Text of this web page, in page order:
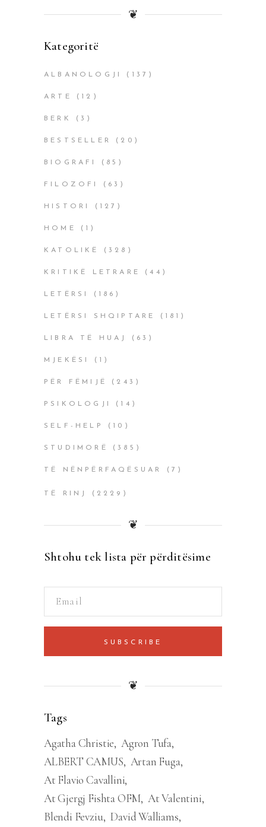
❦
Kategoritë
ALBANOLOGJI (137)
ARTE (12)
BERK (3)
BESTSELLER (20)
BIOGRAFI (85)
FILOZOFI (63)
HISTORI (127)
HOME (1)
KATOLIKË (328)
KRITIKË LETRARE (44)
LETËRSI (186)
LETËRSI SHQIPTARE (181)
LIBRA TË HUAJ (63)
MJEKËSI (1)
PËR FËMIJË (243)
PSIKOLOGJI (14)
SELF-HELP (10)
STUDIMORË (385)
TË NËNPËRFAQËSUAR (7)
TË RINJ (2229)
❦
Shtohu tek lista për përditësime
SUBSCRIBE
❦
Tags
Agatha Christie Agron Tufa
ALBERT CAMUS Artan Fuga
At Flavio Cavallini
At Gjergj Fishta OFM At Valentini
Blendi Fevziu David Walliams